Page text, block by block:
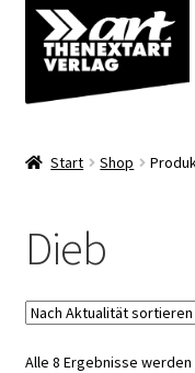
Zur
Navigation
springen
Zum
Inhalt
springen
Über uns
Start Shop
Dieb
Alle 8 Ergebnisse